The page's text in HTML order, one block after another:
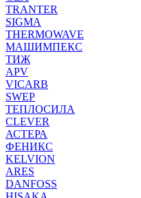
TRANTER
SIGMA
THERMOWAVE
МАШИМПЕКС
ТИЖ
APV
VICARB
SWEP
ТЕПЛОСИЛА
CLEVER
АСТЕРА
ФЕНИКС
KELVION
ARES
DANFOSS